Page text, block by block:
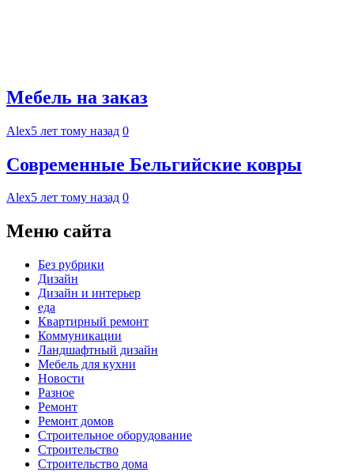
Мебель на заказ
Alex5 лет тому назад 0
Современные Бельгийские ковры
Alex5 лет тому назад 0
Меню сайта
Без рубрики
Дизайн
Дизайн и интерьер
еда
Квартирный ремонт
Коммуникации
Ландшафтный дизайн
Мебель для кухни
Новости
Разное
Ремонт
Ремонт домов
Строительное оборудование
Строительство
Строительство дома